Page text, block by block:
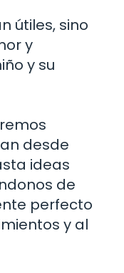
útiles, sino
y
y su
desde
ideas
de
perfecto
y al